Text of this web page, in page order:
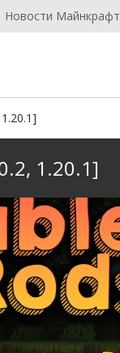
Новости Майнкрафт
1.20.1]